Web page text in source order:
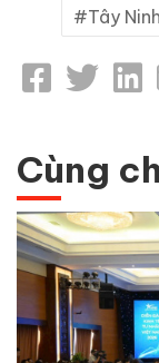
Tây Ninh
Cùng